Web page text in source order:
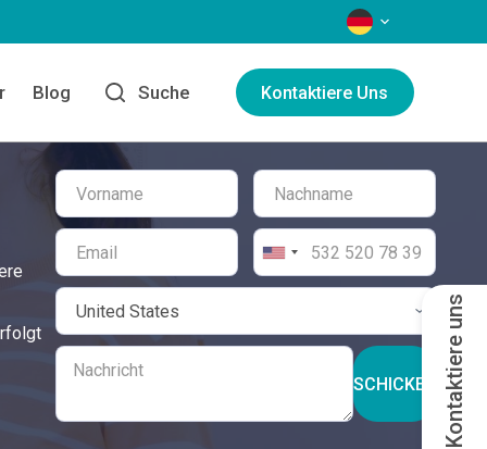
SPRACHEN
Blog Suche Kontaktiere Uns
SCHICKEN Kontaktiere uns